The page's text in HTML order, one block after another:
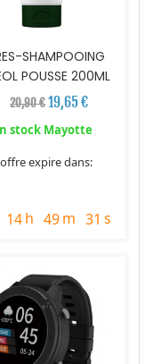
SHAMPOOING
POUSSE 200ML
20,90 €19,65 €
stock Mayotte
expire dans:
14h 49m 30 s